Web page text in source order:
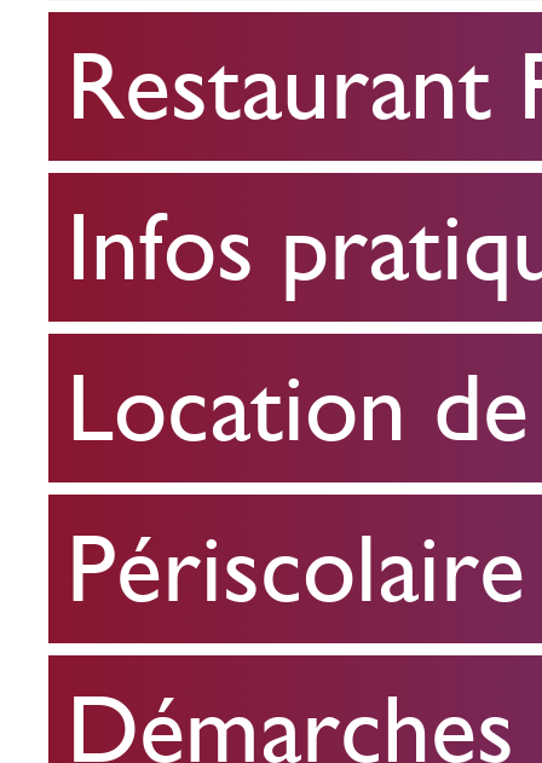
FPA
Infos
pratiques
Location
de
salle
Périscolaire
Restaurant
Infos
Location
Périscolaire